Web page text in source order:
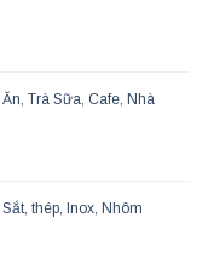
Trà Sữa, Cafe, Nhà
thép, Inox, Nhôm